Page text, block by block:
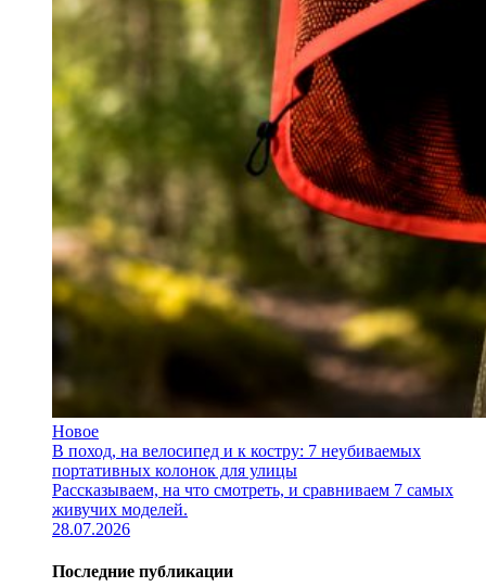
Новое
В поход, на велосипед и к костру: 7 неубиваемых
портативных колонок для улицы
Рассказываем, на что смотреть, и сравниваем 7 самых
живучих моделей.
28.07.2026
Последние публикации